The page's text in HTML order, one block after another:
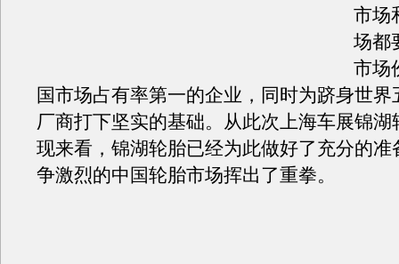
市场
场都
市场
国市场占有率第一的企业，同时为跻身世界
厂商打下坚实的基础。从此次上海车展锦湖
现来看，锦湖轮胎已经为此做好了充分的准
争激烈的中国轮胎市场挥出了重拳。